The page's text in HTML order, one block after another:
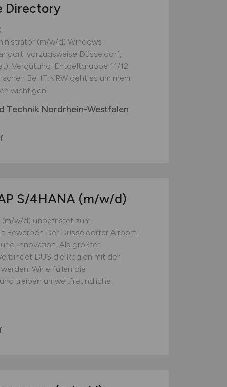
Directory
(m/w/d) Windows-
vorzugsweise Düsseldorf,
Vergütung: Entgeltgruppe 11/12
Bei IT.NRW geht es um mehr
wichtigen...
Technik Nordrhein-Westfalen
S/4HANA (m/w/d)
(m/w/d) unbefristet zum
Bewerben Der Düsseldorfer Airport
Innovation. Als größter
DUS die Region mit der
Wir erfüllen die
treiben umweltfreundliche